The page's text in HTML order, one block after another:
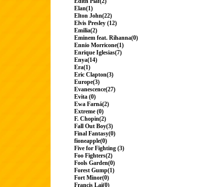
Elan(1)
Elton John(22)
Elvis Presley (12)
Emilia(2)
Eminem feat. Rihanna(0)
Ennio Morricone(1)
Enrique Iglesias(7)
Enya(14)
Era(1)
Eric Clapton(3)
Europe(3)
Evanescence(27)
Evita (0)
Ewa Farná(2)
Extreme (0)
F. Chopin(2)
Fall Out Boy(3)
Final Fantasy(0)
fioneapple(0)
Five for Fighting (3)
Foo Fighters(2)
Fools Garden(0)
Forest Gump(1)
Fort Minor(0)
Francis Lai(0)